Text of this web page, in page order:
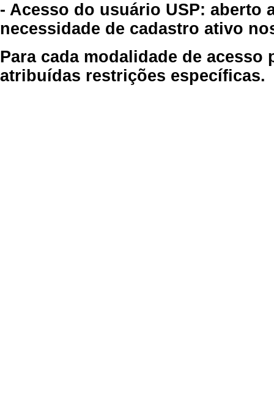
- Acesso do usuário USP: aberto
necessidade de cadastro ativo
Para cada modalidade de
atribuídas restrições específicas.